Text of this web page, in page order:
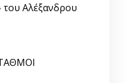
του Αλέξανδρου